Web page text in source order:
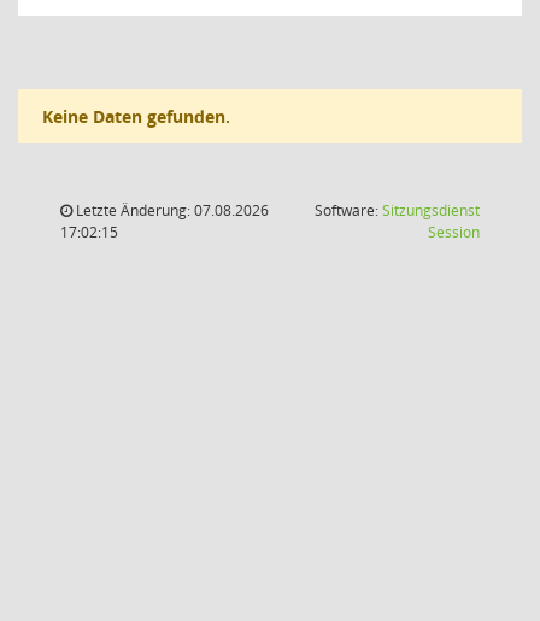
Keine Daten gefunden.
Letzte Änderung: 07.08.2026
17:02:15
Software:Sitzungsdienst
Session(Wird in